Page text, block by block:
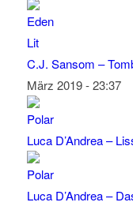
C.J. Sansom –
März 2019 - 23:37
Luca D’Andrea –
Luca D’Andrea –